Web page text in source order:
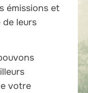
émissions et
de leurs
votre